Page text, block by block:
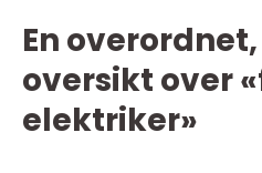
En
oversikt over
elektriker»